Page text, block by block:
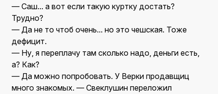
— Саш... а вот если такую куртку достать?
Трудно?
— Да не то чтоб очень... но это чешская. Тоже
дефицит.
— Ну, я переплачу там сколько надо, деньги есть,
а? Как?
— Да можно попробовать. У Верки продавщиц
много знакомых. — Свеклушин переложил